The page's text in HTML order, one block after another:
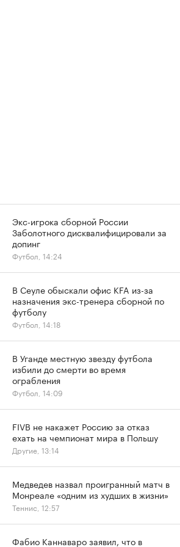
Экс-игрока сборной России
Заболотного дисквалифицировали за
допинг
Футбол, 14:24
В Сеуле обыскали офис KFA из-за
назначения экс-тренера сборной по
футболу
Футбол, 14:18
В Уганде местную звезду футбола
избили до смерти во время
ограбления
Футбол, 14:09
FIVB не накажет Россию за отказ
ехать на чемпионат мира в Польшу
Другие, 13:14
Медведев назвал проигранный матч в
Монреале «одним из худших в жизни»
Теннис, 12:57
Фабио Каннаваро заявил, что в